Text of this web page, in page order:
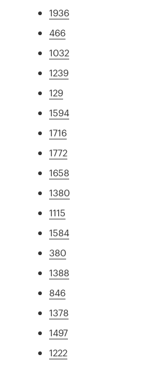
1936
466
1032
1239
129
1594
1716
1772
1658
1380
1115
1584
380
1388
846
1378
1497
1222